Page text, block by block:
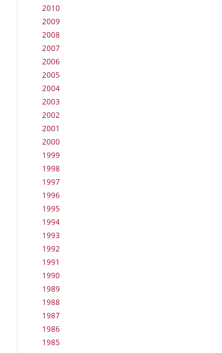
2010
2009
2008
2007
2006
2005
2004
2003
2002
2001
2000
1999
1998
1997
1996
1995
1994
1993
1992
1991
1990
1989
1988
1987
1986
1985